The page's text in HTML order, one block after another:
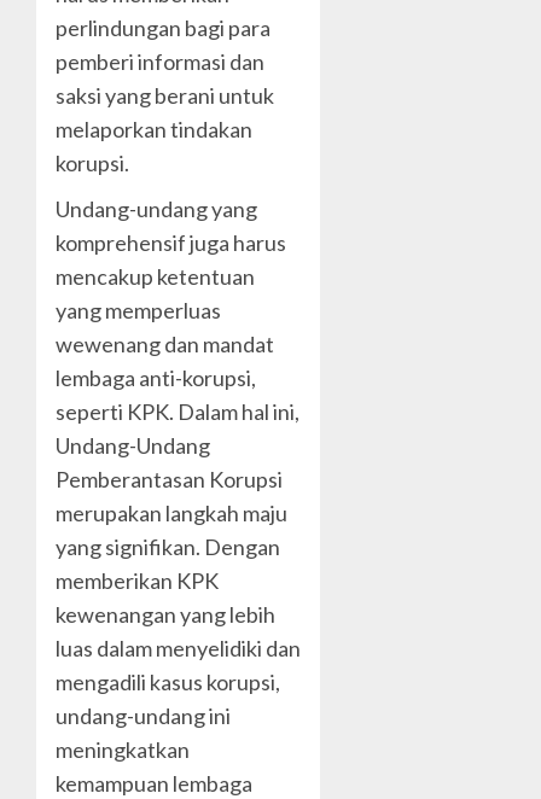
perlindungan bagi para
pemberi informasi dan
saksi yang berani untuk
melaporkan tindakan
korupsi.
Undang-undang yang
komprehensif juga harus
mencakup ketentuan
yang memperluas
wewenang dan mandat
lembaga anti-korupsi,
seperti KPK. Dalam hal ini,
Undang-Undang
Pemberantasan Korupsi
merupakan langkah maju
yang signifikan. Dengan
memberikan KPK
kewenangan yang lebih
luas dalam menyelidiki dan
mengadili kasus korupsi,
undang-undang ini
meningkatkan
kemampuan lembaga